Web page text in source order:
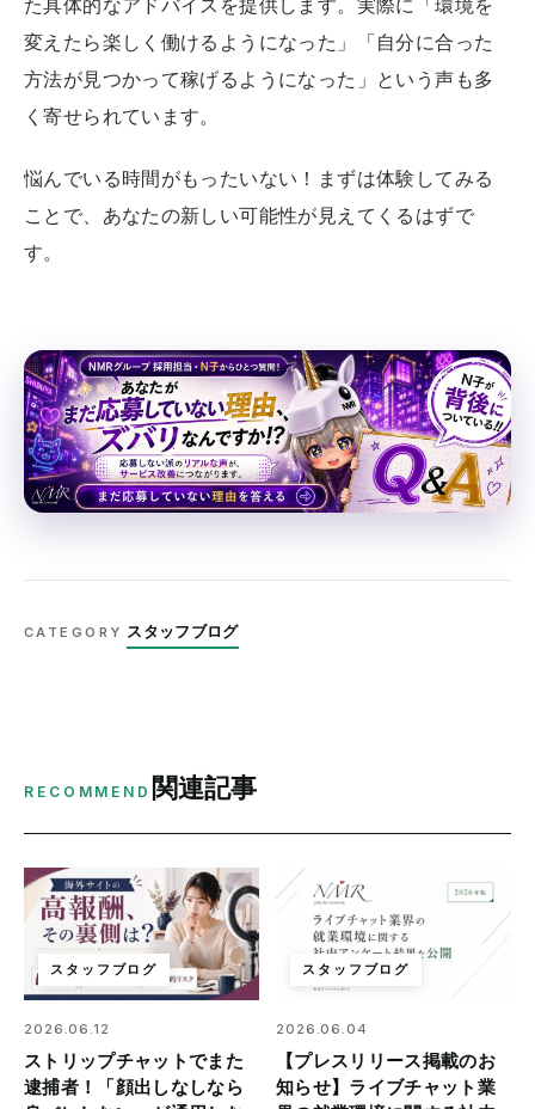
た具体的なアドバイスを提供します。実際に「環境を
変えたら楽しく働けるようになった」「自分に合った
方法が見つかって稼げるようになった」という声も多
く寄せられています。
悩んでいる時間がもったいない！まずは体験してみる
ことで、あなたの新しい可能性が見えてくるはずで
す。
CATEGORY スタッフブログ
RECOMMEND 関連記事
スタッフブログ
2026.06.12
ストリップチャットでまた
逮捕者！「顔出しなしなら
スタッフブログ
2026.06.04
【プレスリリース掲載のお
知らせ】ライブチャット業